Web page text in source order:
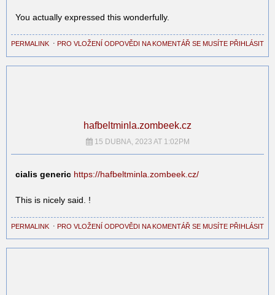
You actually expressed this wonderfully.
PERMALINK ⋅ PRO VLOŽENÍ ODPOVĚDI NA KOMENTÁŘ SE MUSÍTE PŘIHLÁSIT
hafbeltminla.zombeek.cz
15 DUBNA, 2023 AT 1:02PM
cialis generic https://hafbeltminla.zombeek.cz/
This is nicely said. !
PERMALINK ⋅ PRO VLOŽENÍ ODPOVĚDI NA KOMENTÁŘ SE MUSÍTE PŘIHLÁSIT